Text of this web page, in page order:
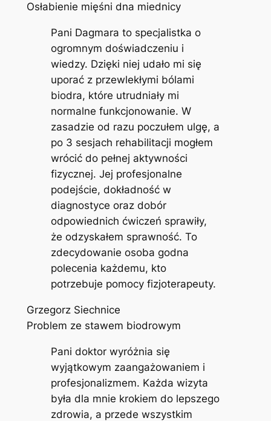
Osłabienie mięśni dna miednicy
Pani Dagmara to specjalistka o
ogromnym doświadczeniu i
wiedzy. Dzięki niej udało mi się
uporać z przewlekłymi bólami
biodra, które utrudniały mi
normalne funkcjonowanie. W
zasadzie od razu poczułem ulgę, a
po 3 sesjach rehabilitacji mogłem
wrócić do pełnej aktywności
fizycznej. Jej profesjonalne
podejście, dokładność w
diagnostyce oraz dobór
odpowiednich ćwiczeń sprawiły,
że odzyskałem sprawność. To
zdecydowanie osoba godna
polecenia każdemu, kto
potrzebuje pomocy fizjoterapeuty.
Grzegorz Siechnice
Problem ze stawem biodrowym
Pani doktor wyróżnia się
wyjątkowym zaangażowaniem i
profesjonalizmem. Każda wizyta
była dla mnie krokiem do lepszego
zdrowia, a przede wszystkim